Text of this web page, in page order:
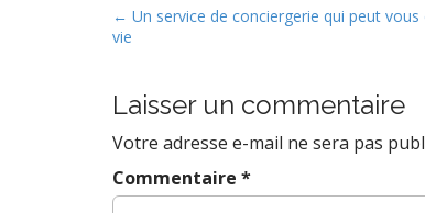
P
o
t
n
v
← Un service de conciergerie qui peut vous
vie
Laisser un commentaire
Votre adresse e-mail ne sera pas
Commentaire *